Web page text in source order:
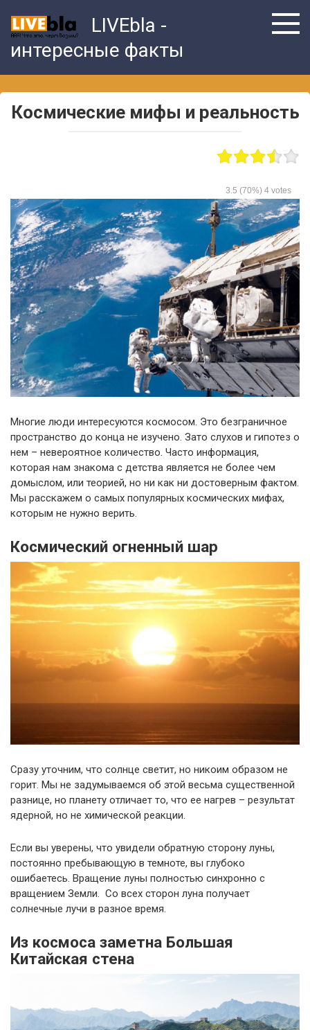
content
LIVEbla -
интересные факты
Космические мифы и реальность
3.5 (70%) 4votes
Многие люди интересуются космосом. Это безграничное
пространство до конца не изучено. Зато слухов и гипотез о
нем – невероятное количество. Часто информация,
которая нам знакома с детства является не более чем
домыслом, или теорией, но ни как ни достоверным фактом.
Мы расскажем о самых популярных космических мифах,
которым не нужно верить.
Космический огненный шар
Сразу уточним, что солнце светит, но никоим образом не
горит. Мы не задумываемся об этой весьма существенной
разнице, но планету отличает то, что ее нагрев – результат
ядерной, но не химической реакции.
Если вы уверены, что увидели обратную сторону луны,
постоянно пребывающую в темноте, вы глубоко
ошибаетесь. Вращение луны полностью синхронно с
вращением Земли. Со всех сторон луна получает
солнечные лучи в разное время.
Из космоса заметна Большая
Китайская стена